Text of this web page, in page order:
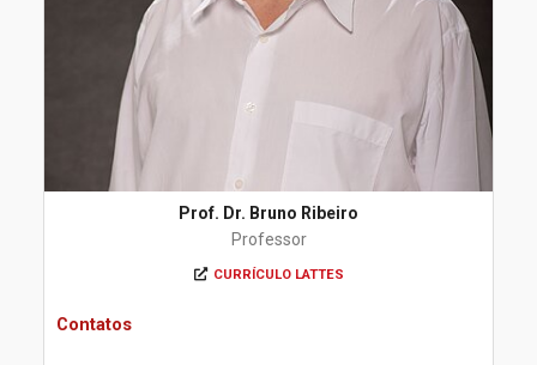
Prof. Dr. Bruno Ribeiro
Professor
CURRÍCULO LATTES
Contatos